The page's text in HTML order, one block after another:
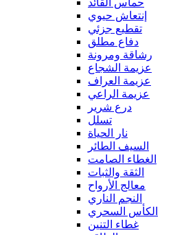
حماس القائد
إنتعاش حيوي
تقطيع جزئي
دفاع مطلق
رشاقة ومرونة
عزيمة الشجاع
عزيمة العراف
عزيمة الراعي
درع شرير
تسلل
نار الحياة
السيف الطائر
الغطاء الصامت
الثقة والثبات
معالج الأرواح
النجم الناري
الكأس السحري
غطاء التنين